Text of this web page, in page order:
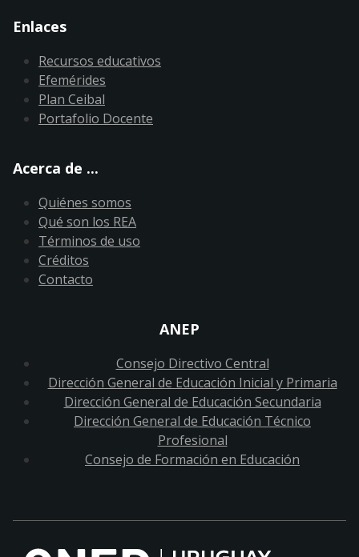
Enlaces
Recursos educativos
Efemérides
Plan Ceibal
Portafolio Docente
Acerca de ...
Quiénes somos
Qué son los REA
Términos de uso
Créditos
Contacto
ANEP
Consejo Directivo Central
Dirección General de Educación Inicial y Primaria
Dirección General de Educación Secundaria
Dirección General de Educación Técnico
Profesional
Consejo de Formación en Educación